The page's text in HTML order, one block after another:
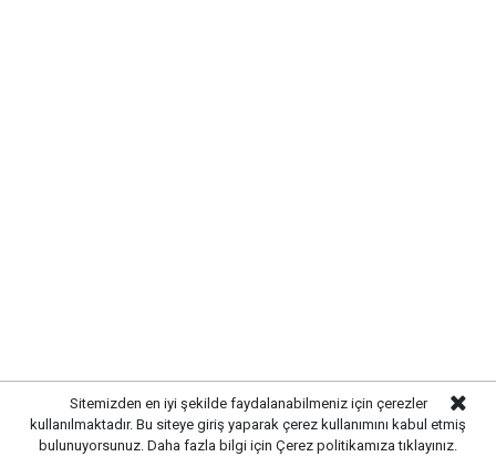
Sitemizden en iyi şekilde faydalanabilmeniz için çerezler
kullanılmaktadır. Bu siteye giriş yaparak çerez kullanımını kabul etmiş
bulunuyorsunuz. Daha fazla bilgi için Çerez politikamıza tıklayınız.